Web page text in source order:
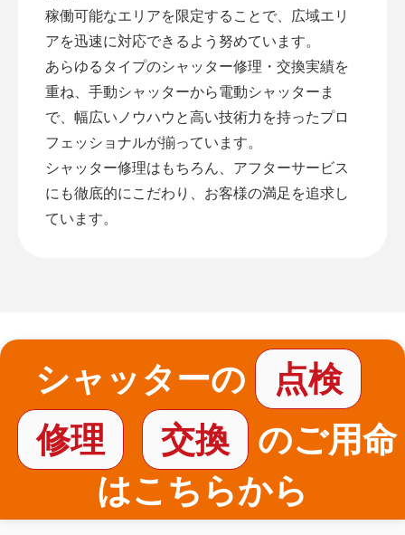
稼働可能なエリアを限定することで、広域エリ
アを迅速に対応できるよう努めています。
あらゆるタイプのシャッター修理・交換実績を
重ね、手動シャッターから電動シャッターま
で、幅広いノウハウと高い技術力を持ったプロ
フェッショナルが揃っています。
シャッター修理はもちろん、アフターサービス
にも徹底的にこだわり、お客様の満足を追求し
ています。
シャッターの
点検
修理
交換
のご用命
はこちらから